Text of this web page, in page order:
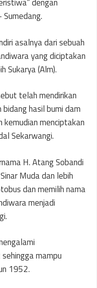
dengan
asalnya dari sebuah
yang diciptakan
Sukarya (Alm).
telah mendirikan
hasil bumi dam
kemudian menciptakan
Sekarwangi.
H. Atang Sobandi
Muda dan lebih
dan memilih nama
menjadi
mampu
1952.